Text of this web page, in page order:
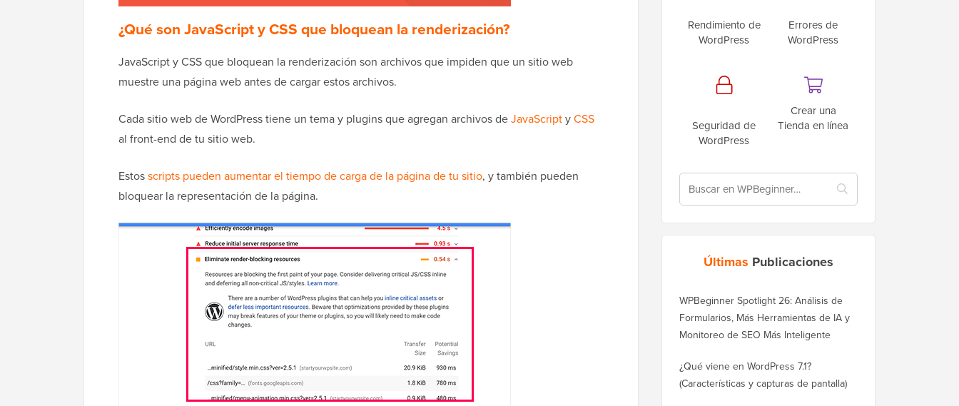
¿Qué son JavaScript y CSS que bloquean la renderización?
JavaScript y CSS que bloquean la renderización son archivos que impiden que un sitio web
muestre una página web antes de cargar estos archivos.
Cada sitio web de WordPress tiene un tema y plugins que agregan archivos deJavaScriptyCSS
al front-end de tu sitio web.
Estosscripts pueden aumentar el tiempo de carga de la página de tu sitio, y también pueden
bloquear la representación de la página.
Rendimiento de
WordPress
Errores de
WordPress
Seguridad de
WordPress
Crear una
Tienda en línea
Últimas Publicaciones
WPBeginner Spotlight 26: Análisis de
Formularios, Más Herramientas de IA y
Monitoreo de SEO Más Inteligente
¿Qué viene en WordPress 7.1?
(Características y capturas de pantalla)